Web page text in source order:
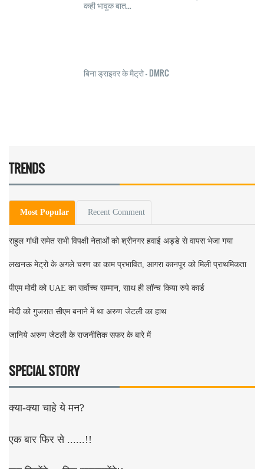
कही भावुक बात...
बिना ड्राइवर के मैट्रो - DMRC
TRENDS
Most Popular Recent Comment
राहुल गांधी समेत सभी विपक्षी नेताओं को श्रीनगर हवाई अड्डे से वापस भेजा गया
लखनऊ मेट्रो के अगले चरण का काम प्रभावित, आगरा कानपूर को मिली प्राथमिकता
पीएम मोदी को UAE का सर्वोच्च सम्मान, साथ ही लॉन्च किया रुपे कार्ड
मोदी को गुजरात सीएम बनाने में था अरुण जेटली का हाथ
जानिये अरुण जेटली के राजनीतिक सफर के बारे में
SPECIAL STORY
क्या-क्या चाहे ये मन?
एक बार फिर से ......!!